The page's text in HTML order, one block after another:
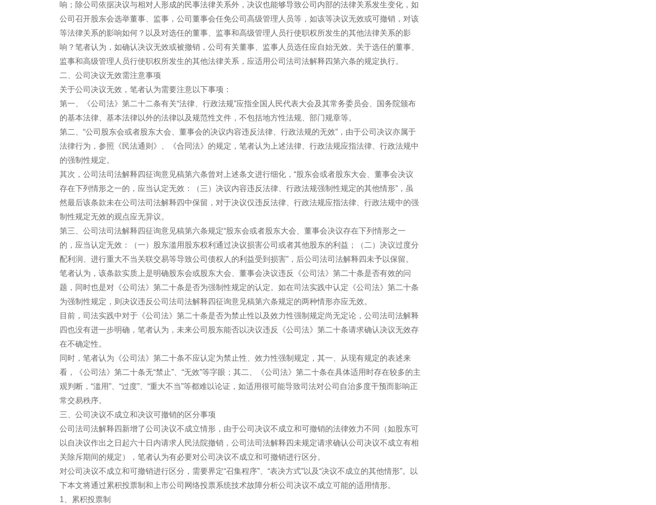
响；除公司依据决议与相对人形成的民事法律关系外，决议也能够导致公司内部的法律关系发生变化，如
公司召开股东会选举董事、监事，公司董事会任免公司高级管理人员等，如该等决议无效或可撤销，对该
等法律关系的影响如何？以及对选任的董事、监事和高级管理人员行使职权所发生的其他法律关系的影
响？笔者认为，如确认决议无效或被撤销，公司有关董事、监事人员选任应自始无效。关于选任的董事、
监事和高级管理人员行使职权所发生的其他法律关系，应适用公司法司法解释四第六条的规定执行。
二、公司决议无效需注意事项
关于公司决议无效，笔者认为需要注意以下事项：
第一、《公司法》第二十二条有关“法律、行政法规”应指全国人民代表大会及其常务委员会、国务院颁布
的基本法律、基本法律以外的法律以及规范性文件，不包括地方性法规、部门规章等。
第二、“公司股东会或者股东大会、董事会的决议内容违反法律、行政法规的无效”，由于公司决议亦属于
法律行为，参照《民法通则》、《合同法》的规定，笔者认为上述法律、行政法规应指法律、行政法规中
的强制性规定。
其次，公司法司法解释四征询意见稿第六条曾对上述条文进行细化，“股东会或者股东大会、董事会决议
存在下列情形之一的，应当认定无效：（三）决议内容违反法律、行政法规强制性规定的其他情形”，虽
然最后该条款未在公司法司法解释四中保留，对于决议仅违反法律、行政法规应指法律、行政法规中的强
制性规定无效的观点应无异议。
第三、公司法司法解释四征询意见稿第六条规定“股东会或者股东大会、董事会决议存在下列情形之一
的，应当认定无效：（一）股东滥用股东权利通过决议损害公司或者其他股东的利益；（二）决议过度分
配利润、进行重大不当关联交易等导致公司债权人的利益受到损害”，后公司法司法解释四未予以保留。
笔者认为，该条款实质上是明确股东会或股东大会、董事会决议违反《公司法》第二十条是否有效的问
题，同时也是对《公司法》第二十条是否为强制性规定的认定。如在司法实践中认定《公司法》第二十条
为强制性规定，则决议违反公司法司法解释四征询意见稿第六条规定的两种情形亦应无效。
目前，司法实践中对于《公司法》第二十条是否为禁止性以及效力性强制规定尚无定论，公司法司法解释
四也没有进一步明确，笔者认为，未来公司股东能否以决议违反《公司法》第二十条请求确认决议无效存
在不确定性。
同时，笔者认为《公司法》第二十条不应认定为禁止性、效力性强制规定，其一、从现有规定的表述来
看，《公司法》第二十条无“禁止”、“无效”等字眼；其二、《公司法》第二十条在具体适用时存在较多的主
观判断，“滥用”、“过度”、“重大不当”等都难以论证，如适用很可能导致司法对公司自治多度干预而影响正
常交易秩序。
三、公司决议不成立和决议可撤销的区分事项
公司法司法解释四新增了公司决议不成立情形，由于公司决议不成立和可撤销的法律效力不同（如股东可
以自决议作出之日起六十日内请求人民法院撤销，公司法司法解释四未规定请求确认公司决议不成立有相
关除斥期间的规定），笔者认为有必要对公司决议不成立和可撤销进行区分。
对公司决议不成立和可撤销进行区分，需要界定“召集程序”、“表决方式”以及“决议不成立的其他情形”。以
下本文将通过累积投票制和上市公司网络投票系统技术故障分析公司决议不成立可能的适用情形。
1、累积投票制